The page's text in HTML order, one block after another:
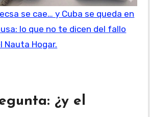
se cae… y Cuba se queda en
lo que no te dicen del fallo
Nauta Hogar.
¿y el